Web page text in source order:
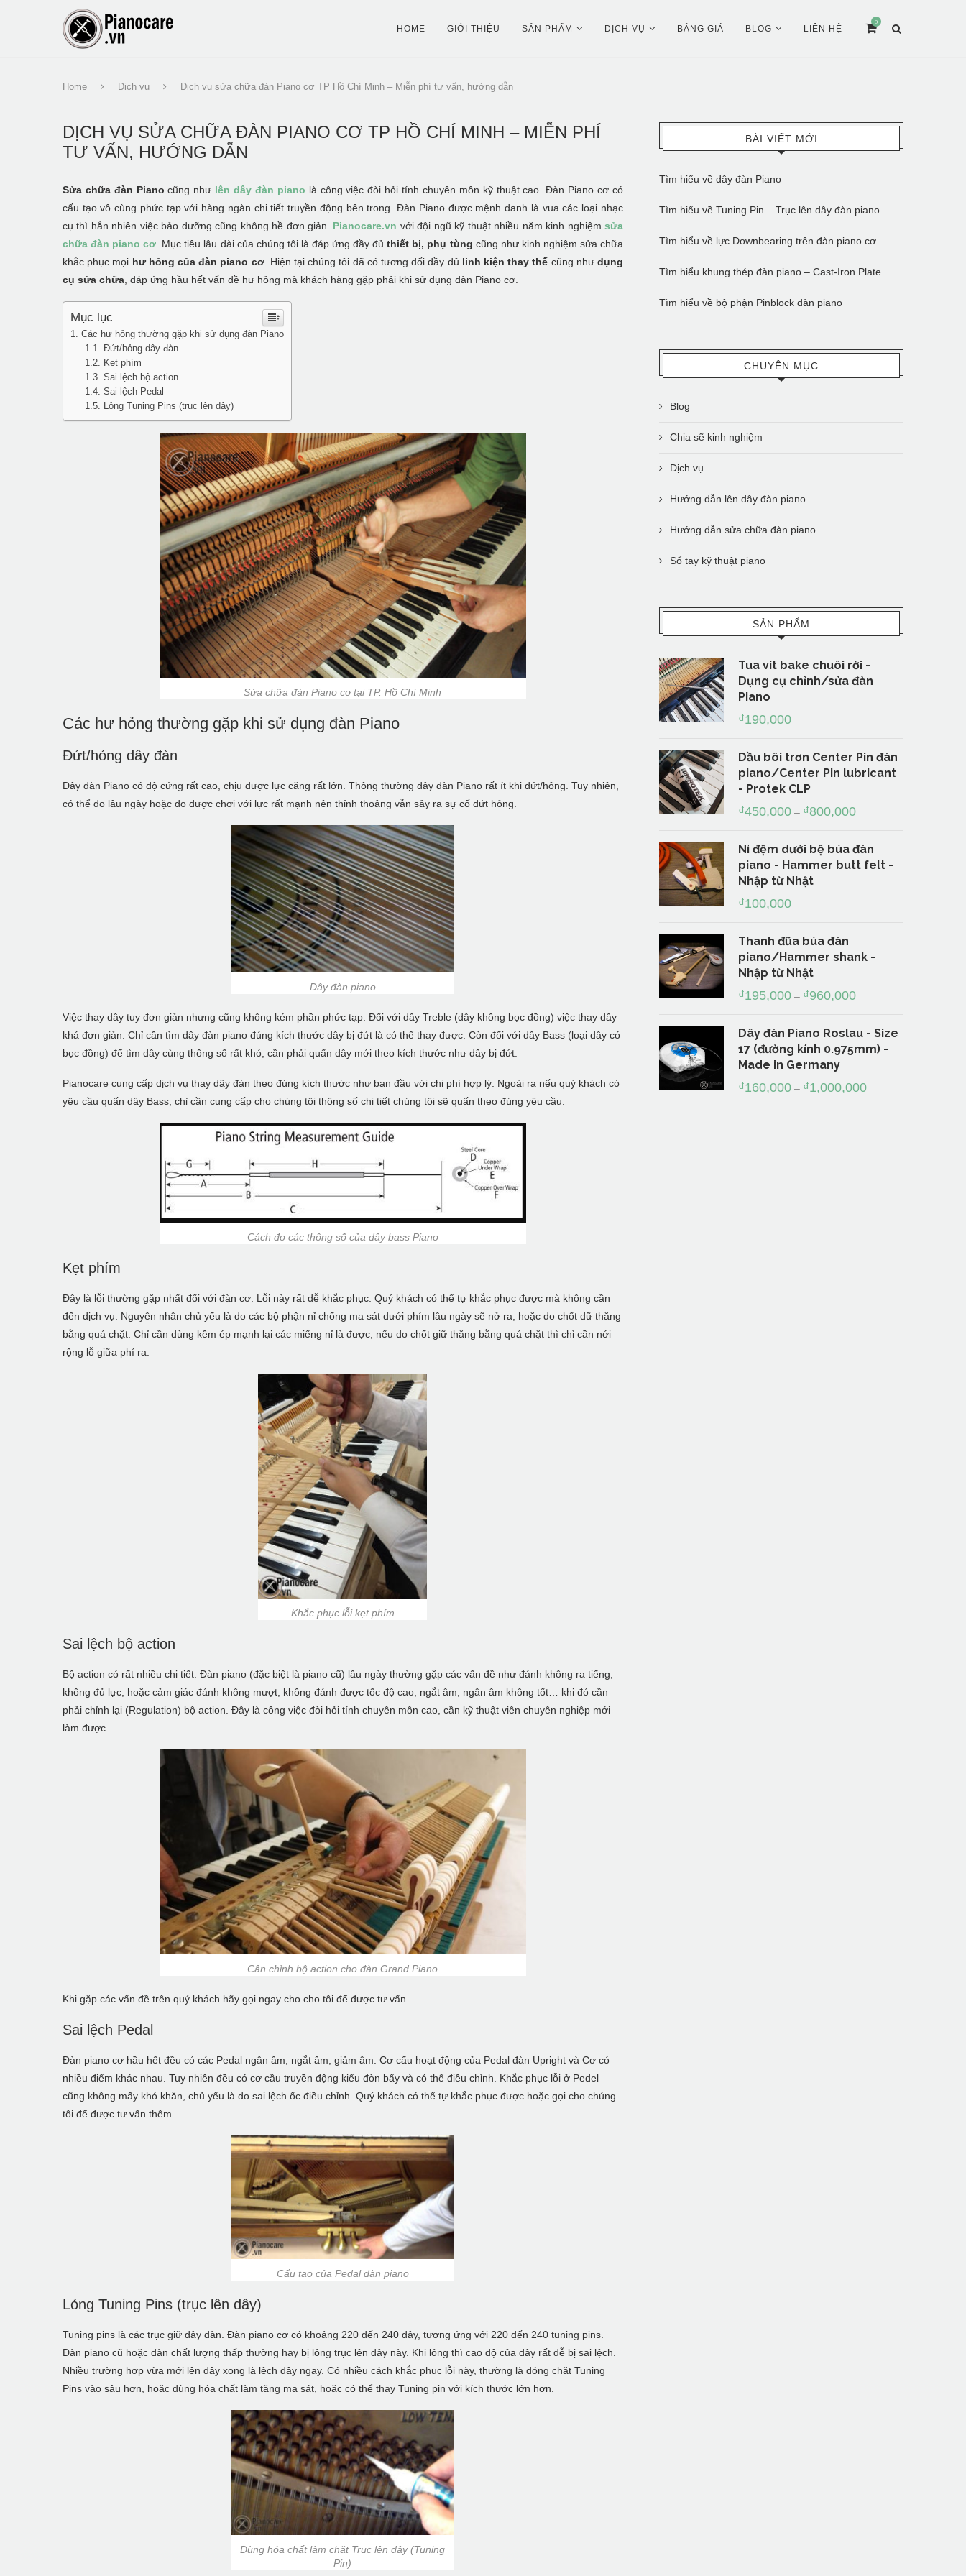
HOME GIỚI THIỆU SẢN PHẨM DỊCH VỤ BẢNG GIÁ BLOG LIÊN HỆ
0
Home Dịch vụ Dịch vụ sửa chữa đàn Piano cơ TP Hồ Chí Minh – Miễn phí tư vấn, hướng dẫn
DỊCH VỤ SỬA CHỮA ĐÀN PIANO CƠ TP HỒ CHÍ MINH – MIỄN PHÍ
TƯ VẤN, HƯỚNG DẪN
Sửa chữa đàn Piano cũng như lên dây đàn piano là công việc đòi hỏi tính chuyên môn kỹ thuật cao. Đàn Piano cơ có
cấu tạo vô cùng phức tạp với hàng ngàn chi tiết truyền động bên trong. Đàn Piano được mệnh danh là vua các loại nhạc
cụ thì hẳn nhiên việc bảo dưỡng cũng không hề đơn giản. Pianocare.vn với đội ngũ kỹ thuật nhiều năm kinh nghiệm sửa
chữa đàn piano cơ . Mục tiêu lâu dài của chúng tôi là đáp ứng đầy đủthiết bị, phụ tùng cũng như kinh nghiệm sửa chữa
khắc phục mọi hư hỏng của đàn piano cơ. Hiện tại chúng tôi đã có tương đối đầy đủ linh kiện thay thế cũng nhưdụng
cụ sửa chữa , đáp ứng hầu hết vấn đề hư hỏng mà khách hàng gặp phải khi sử dụng đàn Piano cơ.
Mục lục
Các hư hỏng thường gặp khi sử dụng đàn Piano
Đứt/hỏng dây đàn
Kẹt phím
Sai lệch bộ action
Sai lệch Pedal
Lỏng Tuning Pins (trục lên dây)
Sửa chữa đàn Piano cơ tại TP. Hồ Chí Minh
Các hư hỏng thường gặp khi sử dụng đàn Piano
Đứt/hỏng dây đàn
Dây đàn Piano có độ cứng rất cao, chịu được lực căng rất lớn. Thông thường dây đàn Piano rất ít khi đứt/hỏng. Tuy nhiên,
có thể do lâu ngày hoặc do được chơi với lực rất mạnh nên thỉnh thoảng vẫn sảy ra sự cố đứt hỏng.
Dây đàn piano
Việc thay dây tuy đơn giản nhưng cũng không kém phần phức tạp. Đối với dây Treble (dây không bọc đồng) việc thay dây
khá đơn giản. Chỉ cần tìm dây đàn piano đúng kích thước dây bị đứt là có thể thay được. Còn đối với dây Bass (loại dây có
bọc đồng) để tìm dây cùng thông số rất khó, cần phải quấn dây mới theo kích thước như dây bị đứt.
Pianocare cung cấp dịch vụ thay dây đàn theo đúng kích thước như ban đầu với chi phí hợp lý. Ngoài ra nếu quý khách có
yêu cầu quấn dây Bass, chỉ cần cung cấp cho chúng tôi thông số chi tiết chúng tôi sẽ quấn theo đúng yêu cầu.
Cách đo các thông số của dây bass Piano
Kẹt phím
Đây là lỗi thường gặp nhất đối với đàn cơ. Lỗi này rất dễ khắc phục. Quý khách có thể tự khắc phục được mà không cần
đến dịch vụ. Nguyên nhân chủ yếu là do các bộ phận nỉ chống ma sát dưới phím lâu ngày sẽ nở ra, hoặc do chốt dữ thăng
bằng quá chặt. Chỉ cần dùng kềm ép mạnh lại các miếng nỉ là được, nếu do chốt giữ thăng bằng quá chặt thì chỉ cần nới
rộng lỗ giữa phí ra.
Khắc phục lỗi kẹt phím
Sai lệch bộ action
Bộ action có rất nhiều chi tiết. Đàn piano (đặc biệt là piano cũ) lâu ngày thường gặp các vấn đề như đánh không ra tiếng,
không đủ lực, hoặc cảm giác đánh không mượt, không đánh được tốc độ cao, ngắt âm, ngân âm không tốt… khi đó cần
phải chỉnh lại (Regulation) bộ action. Đây là công việc đòi hỏi tính chuyên môn cao, cần kỹ thuật viên chuyên nghiệp mới
làm được
Cân chỉnh bộ action cho đàn Grand Piano
Khi gặp các vấn đề trên quý khách hãy gọi ngay cho cho tôi để được tư vấn.
Sai lệch Pedal
Đàn piano cơ hầu hết đều có các Pedal ngân âm, ngắt âm, giảm âm. Cơ cấu hoạt động của Pedal đàn Upright và Cơ có
nhiều điểm khác nhau. Tuy nhiên đều có cơ cầu truyền động kiểu đòn bẩy và có thể điều chỉnh. Khắc phục lỗi ở Pedel
cũng không mấy khó khăn, chủ yếu là do sai lệch ốc điều chỉnh. Quý khách có thể tự khắc phục được hoặc gọi cho chúng
tôi để được tư vấn thêm.
Cấu tạo của Pedal đàn piano
Lỏng Tuning Pins (trục lên dây)
Tuning pins là các trục giữ dây đàn. Đàn piano cơ có khoảng 220 đến 240 dây, tương ứng với 220 đến 240 tuning pins.
Đàn piano cũ hoặc đàn chất lượng thấp thường hay bị lỏng trục lên dây này. Khi lỏng thì cao độ của dây rất dễ bị sai lệch.
Nhiều trường hợp vừa mới lên dây xong là lệch dây ngay. Có nhiều cách khắc phục lỗi này, thường là đóng chặt Tuning
Pins vào sâu hơn, hoặc dùng hóa chất làm tăng ma sát, hoặc có thể thay Tuning pin với kích thước lớn hơn.
Dùng hóa chất làm chặt Trục lên dây (Tuning
Pin)
BÀI VIẾT MỚI
Tìm hiểu về dây đàn Piano
Tìm hiểu về Tuning Pin – Trục lên dây đàn piano
Tìm hiểu về lực Downbearing trên đàn piano cơ
Tìm hiểu khung thép đàn piano – Cast-Iron Plate
Tìm hiểu về bộ phận Pinblock đàn piano
CHUYÊN MỤC
Blog
Chia sẽ kinh nghiệm
Dịch vụ
Hướng dẫn lên dây đàn piano
Hướng dẫn sửa chữa đàn piano
Sổ tay kỹ thuật piano
SẢN PHẨM
Tua vít bake chuôi rời -
Dụng cụ chỉnh/sửa đàn
Piano
₫190,000
Dầu bôi trơn Center Pin đàn
piano/Center Pin lubricant
- Protek CLP
₫450,000 – ₫800,000
Nỉ đệm dưới bệ búa đàn
piano - Hammer butt felt -
Nhập từ Nhật
₫100,000
Thanh đũa búa đàn
piano/Hammer shank -
Nhập từ Nhật
₫195,000 – ₫960,000
Dây đàn Piano Roslau - Size
17 (đường kính 0.975mm) -
Made in Germany
₫160,000 – ₫1,000,000